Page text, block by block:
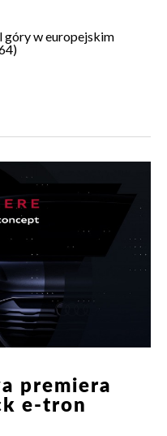
góry w europejskim
premiera
e-tron